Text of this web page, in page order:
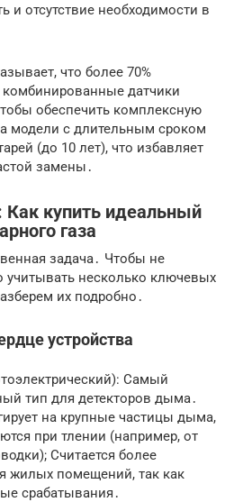
и отсутствие необходимости в
что более 70%
датчики
обеспечить комплексную
модели с длительным сроком
(до 10 лет), что избавляет
замены․
Как купить идеальный
газа
задача․ Чтобы не
учитывать несколько ключевых
их подробно․
устройства
Самый
тип для детекторов дыма․
на крупные частицы дыма,
при тлении (например, от
Считается более
жилых помещений, так как
срабатывания․